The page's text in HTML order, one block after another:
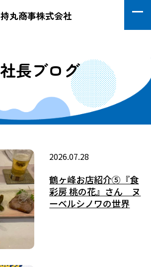
持丸商事株式会社
社長ブログ
2026.07.28
鶴ヶ峰お店紹介⑤『食
彩房 桃の花』さん ヌ
ーベルシノワの世界